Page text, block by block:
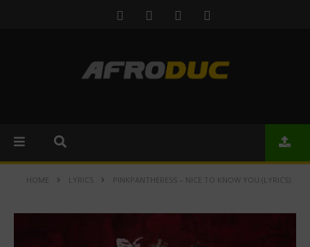
HOME LYRICS PINKPANTHERESS – NICE TO KNOW YOU (LYRICS)